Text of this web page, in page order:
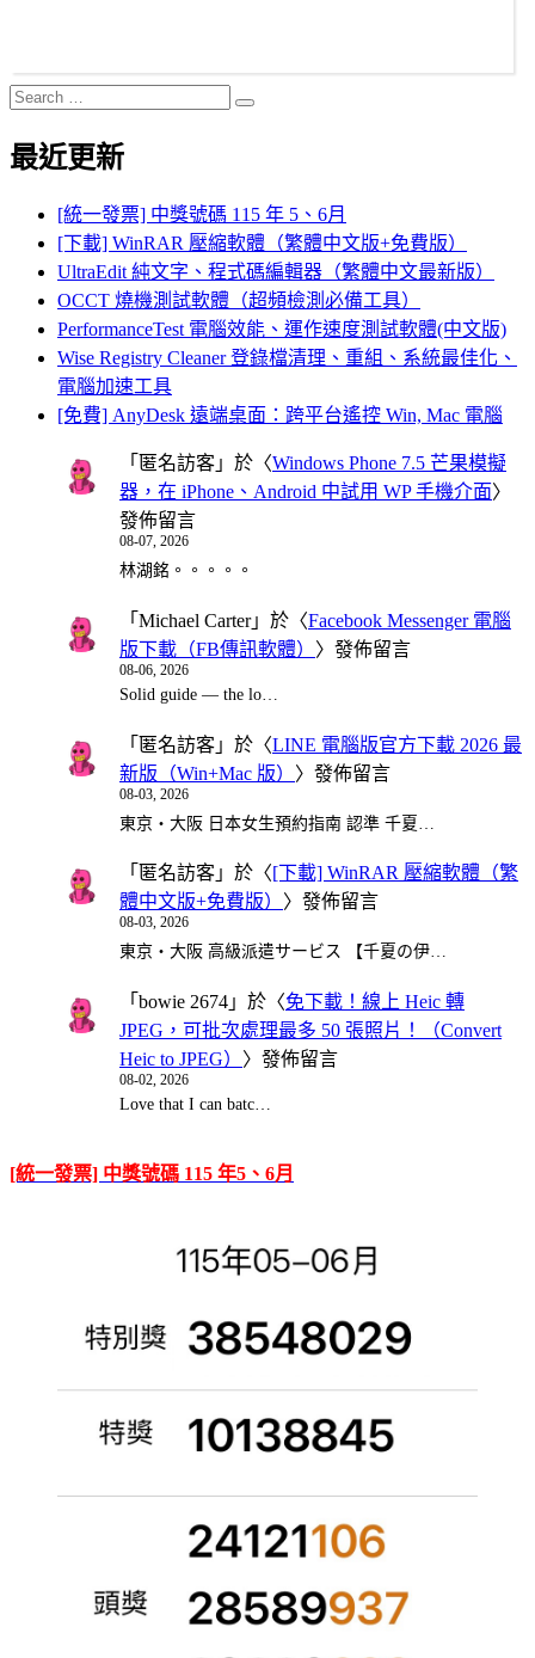
Search
for:
Search
最近更新
[統一發票] 中獎號碼 115 年 5、6月
[下載] WinRAR 壓縮軟體（繁體中文版+免費版）
UltraEdit 純文字、程式碼編輯器（繁體中文最新版）
OCCT 燒機測試軟體（超頻檢測必備工具）
PerformanceTest 電腦效能、運作速度測試軟體(中文版)
Wise Registry Cleaner 登錄檔清理、重組、系統最佳化、
電腦加速工具
[免費] AnyDesk 遠端桌面：跨平台遙控 Win, Mac 電腦
「 匿名訪客 」於〈Windows Phone 7.5 芒果模擬
器，在 iPhone、Android 中試用 WP 手機介面〉
發佈留言
08-07, 2026
林湖銘。。。。。
「 Michael Carter」於〈Facebook Messenger 電腦
版下載（FB傳訊軟體） 〉發佈留言
08-06, 2026
Solid guide — the lo…
「 匿名訪客 」於〈LINE 電腦版官方下載 2026 最
新版（Win+Mac 版） 〉發佈留言
08-03, 2026
東京・大阪 日本女生預約指南 認準 千夏…
「 匿名訪客 」於〈[下載] WinRAR 壓縮軟體（繁
體中文版+免費版） 〉發佈留言
08-03, 2026
東京・大阪 高級派遣サービス 【千夏の伊…
「 bowie 2674 」於〈免下載！線上 Heic 轉
JPEG，可批次處理最多 50 張照片！（Convert
Heic to JPEG） 〉發佈留言
08-02, 2026
Love that I can batc…
[統一發票] 中獎號碼 115 年5、6月